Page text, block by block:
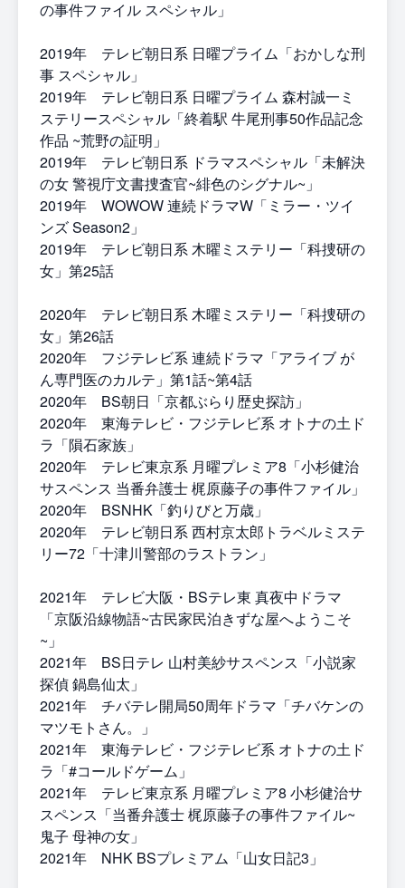
の事件ファイル スペシャル」
2019年 テレビ朝日系 日曜プライム「おかしな刑
事 スペシャル」
2019年 テレビ朝日系 日曜プライム 森村誠一ミ
ステリースペシャル「終着駅 牛尾刑事50作品記念
作品 ~荒野の証明」
2019年 テレビ朝日系 ドラマスペシャル「未解決
の女 警視庁文書捜査官~緋色のシグナル~」
2019年 WOWOW 連続ドラマW「ミラー・ツイ
ンズ Season2」
2019年 テレビ朝日系 木曜ミステリー「科捜研の
女」第25話
2020年 テレビ朝日系 木曜ミステリー「科捜研の
女」第26話
2020年 フジテレビ系 連続ドラマ「アライブ が
ん専門医のカルテ」第1話~第4話
2020年 BS朝日「京都ぶらり歴史探訪」
2020年 東海テレビ・フジテレビ系 オトナの土ド
ラ「隕石家族」
2020年 テレビ東京系 月曜プレミア8「小杉健治
サスペンス 当番弁護士 梶原藤子の事件ファイル」
2020年 BSNHK「釣りびと万歳」
2020年 テレビ朝日系 西村京太郎トラベルミステ
リー72「十津川警部のラストラン」
2021年 テレビ大阪・BSテレ東 真夜中ドラマ
「京阪沿線物語~古民家民泊きずな屋へようこそ
~」
2021年 BS日テレ 山村美紗サスペンス「小説家
探偵 鍋島仙太」
2021年 チバテレ開局50周年ドラマ「チバケンの
マツモトさん。」
2021年 東海テレビ・フジテレビ系 オトナの土ド
ラ「#コールドゲーム」
2021年 テレビ東京系 月曜プレミア8 小杉健治サ
スペンス「当番弁護士 梶原藤子の事件ファイル~
鬼子 母神の女」
2021年 NHK BSプレミアム「山女日記3」